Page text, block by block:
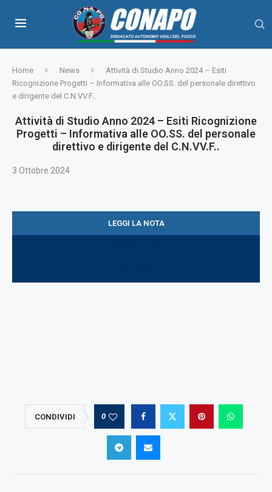
Home News
Attività di Studio Anno 2024 – Esiti
Ricognizione Progetti – Informativa alle OO.SS. del personale direttivo
e dirigente del C.N.VV.F..
Attività di Studio Anno 2024 – Esiti Ricognizione
Progetti – Informativa alle OO.SS. del personale
direttivo e dirigente del C.N.VV.F..
3 Ottobre 2024
LEGGI LA NOTA
CONDIVIDI 0